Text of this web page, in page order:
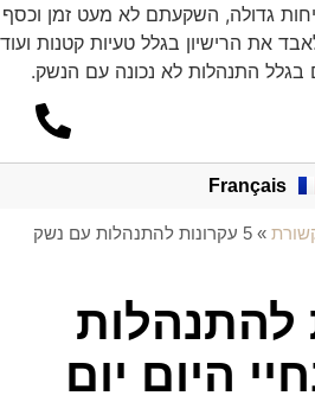
גדולה, השקעתם לא מעט זמן וכסף
את הרישיון בגלל טעיות קטנות ועוד
התנהלות לא נכונה עם הנשק.
Français
»
5 עקרונות להתנהלות עם נשק
להתנהלות
היום יום